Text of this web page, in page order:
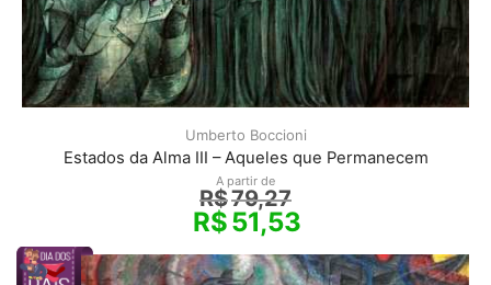
Umberto Boccioni
Estados da Alma III – Aqueles que Permanecem
A partir de
R$79,27
R$51,53